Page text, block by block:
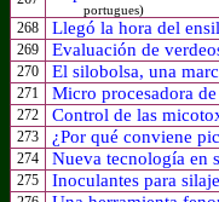
portugues)
268 Llegó la hora del
269 Evaluación de
270 El silobolsa, una
271 Micro procesadora
272 Control de las
273 ¿Por qué conviene
274 Nueva tecnología en
275 Inoculantes para